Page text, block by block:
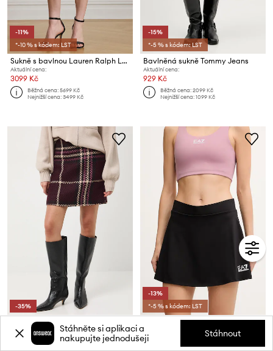
-11%
*-10 % s kódem: LST
Sukně s bavlnou Lauren Ralph Lauren
Aktuální cena:
3099 Kč
Běžná cena:5699 Kč
Nejnižší cena:3499 Kč
-15%
*-5 % s kódem: LST
Bavlněná sukně Tommy Jeans
Aktuální cena:
929 Kč
Běžná cena:2099 Kč
Nejnižší cena:1099 Kč
-35%
Sukně Medicine
Aktuální cena:
569 Kč
-13%
*-5 % s kódem: LST
Sportovní sukně EA7 Emporio Armani
Aktuální cena:
1899 Kč
Stáhněte si aplikaci a
nakupujte jednodušeji
Stáhnout